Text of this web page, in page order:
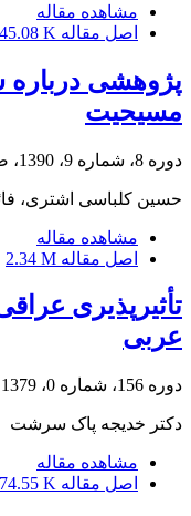
مشاهده مقاله
اصل مقاله K
پژوهشی
مسیحیت
دوره 8، شماره 9، 1390، صفحه
حسین کلباسی اشتری،
مشاهده مقاله
اصل مقاله 2.34 M
تأثیرپذیری
عربی
دوره 156، شماره 0، 1379
دکتر خدیجه پاک سرشت
مشاهده مقاله
اصل مقاله K